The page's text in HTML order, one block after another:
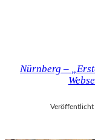
Nürnberg –
Veröffentlicht